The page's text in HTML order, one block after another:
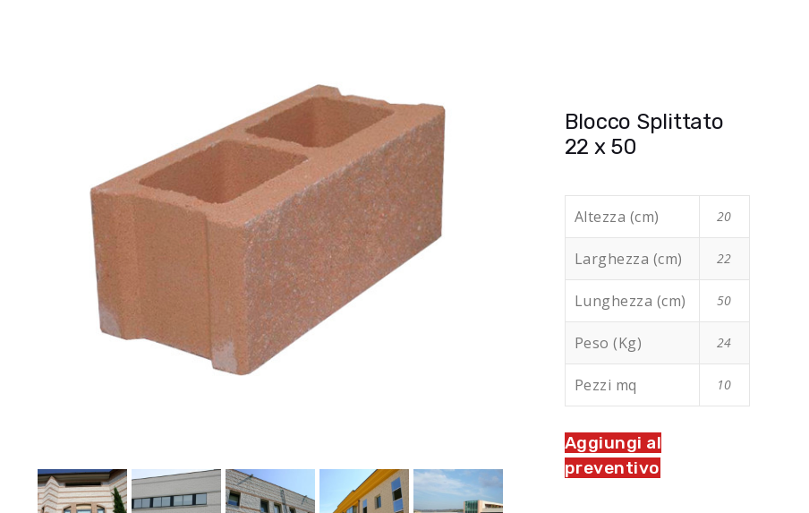
Blocco Splittato
22 x 50
Altezza (cm) 20
Larghezza (cm) 22
Lunghezza (cm) 50
Peso (Kg) 24
Pezzi mq 10
Aggiungi al
preventivo